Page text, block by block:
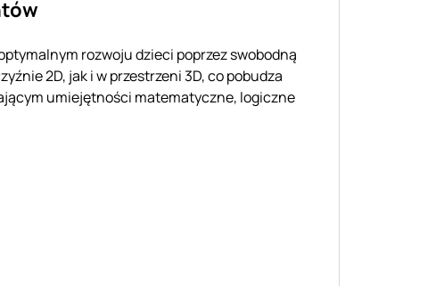
rozwoju dzieci poprzez swobodną
2D, jak i w przestrzeni 3D, co pobudza
umiejętności matematyczne, logiczne